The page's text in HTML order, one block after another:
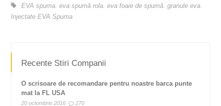
EVA spuma.eva spumă rola.eva foaie de spumă.granule eva.
Injectate EVA Spuma
Recente Stiri Companii
O scrisoare de recomandare pentru noastre barca punte
mat la FL USA
20 octombrie 2016 270